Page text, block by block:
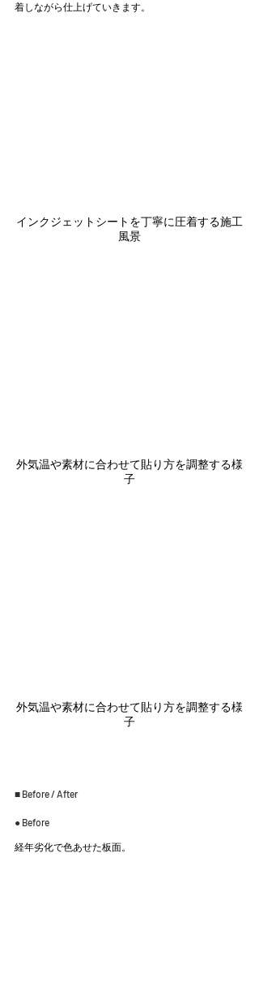
着しながら仕上げていきます。
インクジェットシートを丁寧に圧着する施工
風景
外気温や素材に合わせて貼り方を調整する様
子
外気温や素材に合わせて貼り方を調整する様
子
■ Before / After
● Before
経年劣化で色あせた板面。